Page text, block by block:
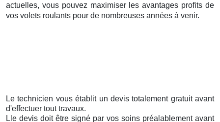
actuelles, vous pouvez maximiser les avantages profits de
vos volets roulants pour de nombreuses années à venir.
Le technicien vous établit un devis totalement gratuit avant
d'effectuer tout travaux.
Lle devis doit être signé par vos soins préalablement avant